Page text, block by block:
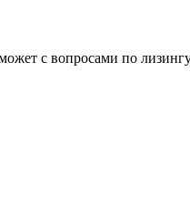
с вопросами по